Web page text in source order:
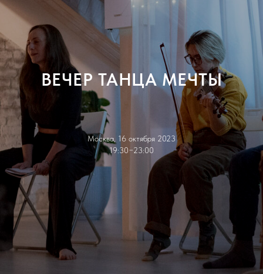
ВЕЧЕР ТАНЦА МЕЧТЫ
Москва, 16 октября 2023
19:30−23:00